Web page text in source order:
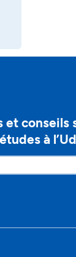
et conseils
à